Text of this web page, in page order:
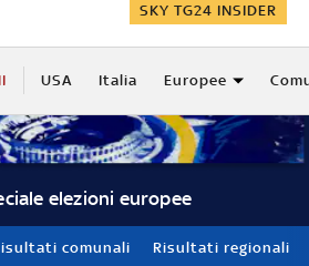
SKY TG24 INSIDER
USA Italia Europee
elezioni europee
comunali Risultati regionali